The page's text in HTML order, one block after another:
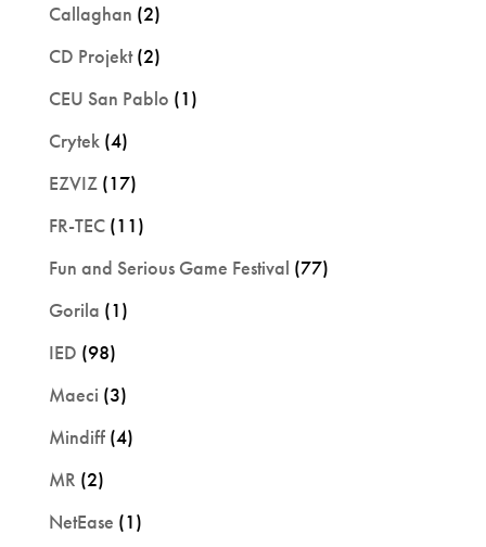
Callaghan (2)
CD Projekt(2)
CEU San Pablo (1)
Crytek(4)
EZVIZ(17)
FR-TEC(11)
Fun and Serious Game Festival (77)
Gorila (1)
IED (98)
Maeci (3)
Mindiff(4)
MR (2)
NetEase (1)